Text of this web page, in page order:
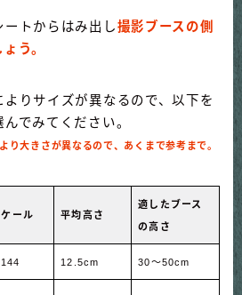
ートからはみ出し撮影ブースの側
う。
りサイズが異なるので、以下を
でみてください。
り大きさが異なるので、あくまで参考まで。
ケール 平均高さ
適したブース
の高さ
12.5cm 30～50cm